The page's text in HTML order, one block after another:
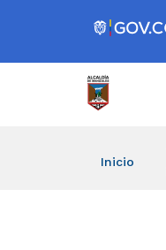
Inicio